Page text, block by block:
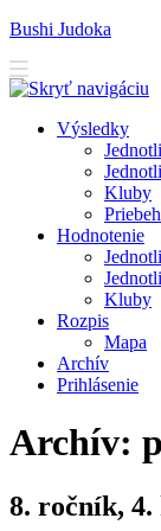
Bushi Judoka
Výsledky
J
Je
Kluby
Priebeh
Hodnotenie
Jed
Jedn
Kluby
Rozpis
Mapa
Archív
Prihlásenie
Archív:
8. ročník, 4.